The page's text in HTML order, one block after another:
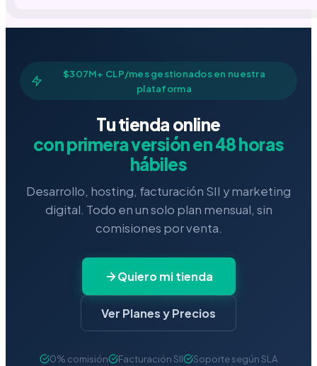
$307M+ CLP/mes gestionados en nuestra
plataforma
Tu tienda online
con primera versión en 48 horas
hábiles
Desarrollo, hosting, facturación SII y marketing
digital. Todo en un solo plan mensual, sin
comisiones por venta.
Quiero mi tienda
Ver Planes y Precios
0% comisión Facturación SII Soporte según SLA